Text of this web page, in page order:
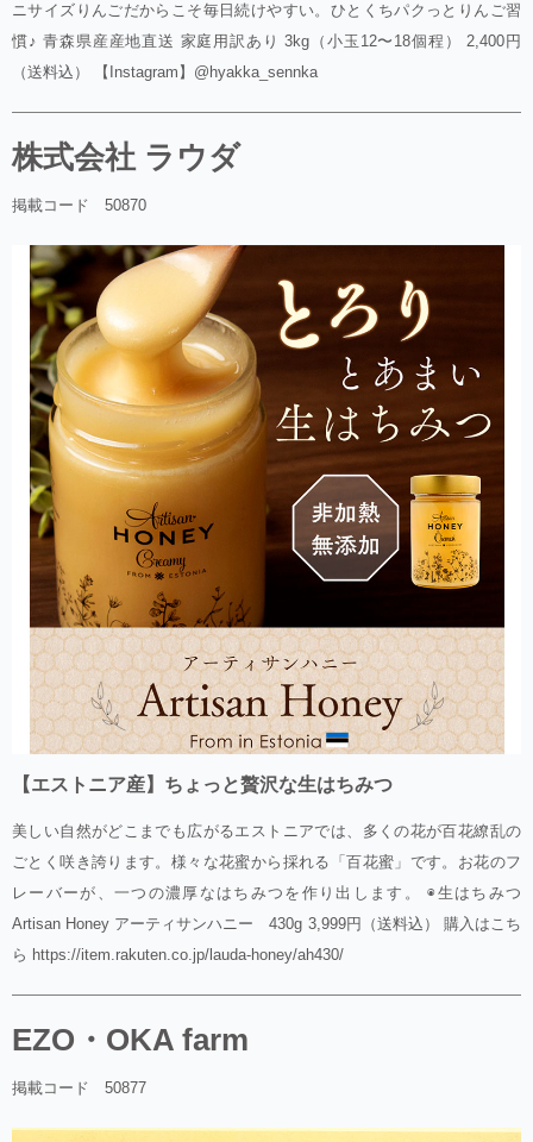
ニサイズりんごだからこそ毎日続けやすい。ひとくちパクっとりんご習
慣♪ 青森県産産地直送 家庭用訳あり 3kg（小玉12〜18個程） 2,400円
（送料込） 【Instagram】@hyakka_sennka
株式会社 ラウダ
掲載コード 50870
【エストニア産】ちょっと贅沢な生はちみつ
美しい自然がどこまでも広がるエストニアでは、多くの花が百花繚乱の
ごとく咲き誇ります。様々な花蜜から採れる「百花蜜」です。お花のフ
レーバーが、一つの濃厚なはちみつを作り出します。 ◉生はちみつ
Artisan Honey アーティサンハニー 430g 3,999円（送料込） 購入はこち
ら https://item.rakuten.co.jp/lauda-honey/ah430/
EZO・OKA farm
掲載コード 50877